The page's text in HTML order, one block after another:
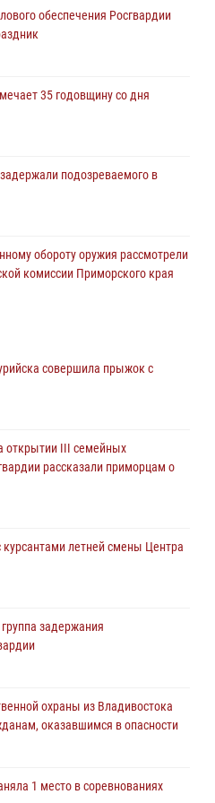
обеспечения Росгвардии
35 годовщину со дня
подозреваемого в
обороту оружия рассмотрели
комиссии Приморского края
дома сотрудники
храме – Главном
участие в молебне,
III семейных
совершила прыжок с
открытии III семейных
рассказали приморцам о
летней смены Центра
задержания
охраны из Владивостока
оказавшимся в опасности
1 место в соревнованиях